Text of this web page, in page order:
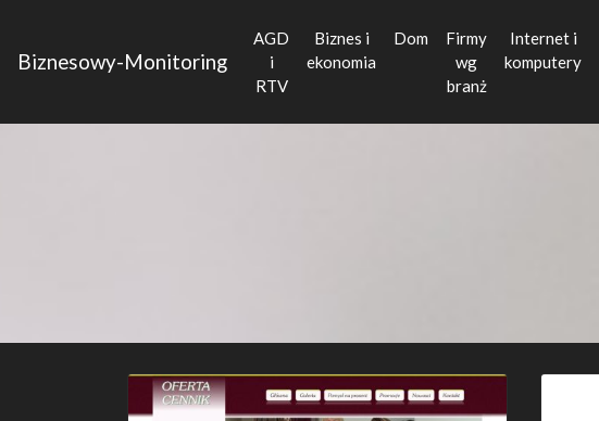
Biznesowy-Monitoring
AGD
i
RTV
Biznes i
ekonomia
Dom
Firmy
wg
branż
Internet i
komputery